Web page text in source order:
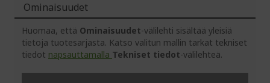
Ominaisuudet
Huomaa, että Ominaisuudet-välilehti sisältää yleisiä
tietoja tuotesarjasta. Katso valitun mallin tarkat tekniset
tiedot napsauttamalla Tekniset tiedot-välilehteä.